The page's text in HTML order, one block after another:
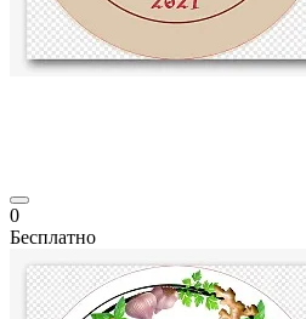
0
Бесплатно